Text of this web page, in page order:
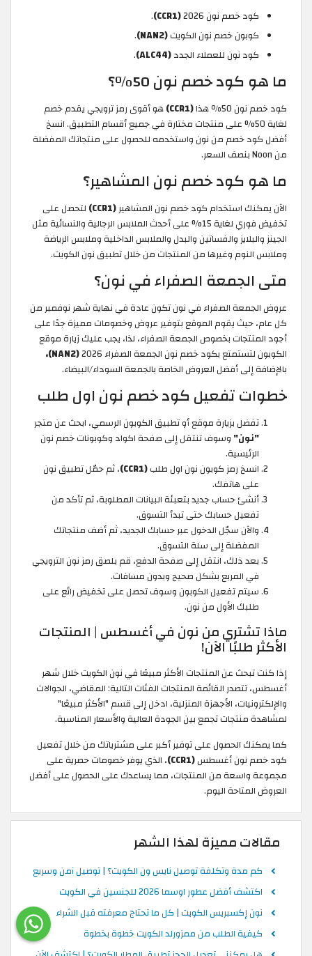
كود خصم نون 2026
(CCR1)
.
كوبون خصم نون الكويت(NAN2)
.
كود نون للعملاء الجدد(ALC44)
.
ما هو كود خصم نون 50٪؟
كود خصم نون 50٪ هذا (CCR1)
هو أقوى رمز ترويجي يقدم خصم
لغاية 50% على منتجات مختارة في جميع أقسام التطبيق. انسخ
أفضل كود خصم من نون واستخدمه للحصول على منتجاتك المفضلة
من Noon بنصف السعر.
ما هو كود خصم نون المشاهير؟
الآن يمكنك استخدام كود خصم نون المشاهير(CCR1)
لتحصل على
تخفيض فوري لغاية 15% على أحدث الملابس الرجالية والنسائية مثل
الجينز والبلايز والفساتين والبدل والملابس الداخلية وملابس الرياضة
وملابس النوم وغيرها من المنتجات من خلال تطبيق نون الكويت.
متى الجمعة الصفراء في نون؟
عروض الجمعة الصفراء في نون تكون عادة في نهاية شهر نوفمبر من
كل عام، حيث يقوم الموقع بتوفير عروض وخصومات مميزة جدًا على
أجود المنتجات بخصوص الجمعة الصفراء، لذا، يجب عليك زيارة موقع
الكوبون لتستمتع بكود خصم نون الجمعة الصفراء 2026
(NAN2)،
بالإضافة إلى أفضل العروض الخاصة بالجمعة السوداء/البيضاء.
خطوات تفعيل كود خصم نون اول طلب
تفضل بزيارة موقع أو تطبيق الكوبون الرسمي، ابحث عن متجر
"نون" وسوف تنتقل إلى صفحة اكواد وكوبونات خصم نون
الرئيسية.
انسخ رمز كوبون نون اول طلب(CCR1)
، ثم حمّل تطبيق نون
على هاتفك.
أنشئ حساب جديد بتعبئة البيانات المطلوبة، ثم تأكد من
تفعيل حسابك حتى تبدأ التسوق.
والآن سجّل الدخول عبر حسابك الجديد، ثم أضف منتجاتك
المفضلة إلى سلة التسوق.
بعد ذلك، انتقل إلى صفحة الدفع، قم بلصق رمز نون الترويجي
في المربع بشكل صحيح وبدون مسافات.
سيتم تفعيل الكوبون وسوف تحصل على تخفيض رائع على
طلبك الأول من نون.
ماذا تشتري من نون في أغسطس | المنتجات
الأكثر طلبًا الآن!
إذا كنت تبحث عن المنتجات الأكثر مبيعًا في نون الكويت خلال شهر
أغسطس، تتصدر القائمة المنتجات الفئات التالية: المقاضي، الجوالات
والإلكترونيات، الأجهزة المنزلية، ادخل إلى قسم "الأكثر مبيعًا"
لمشاهدة منتجات تجمع بين الجودة العالية والأسعار المناسبة.
كما يمكنك الحصول على توفير أكبر على مشترياتك من خلال تفعيل
كود خصم نون أغسطس(CCR1)
، الذي يوفر خصومات حصرية على
مجموعة واسعة من المنتجات، مما يساعدك على الحصول على أفضل
العروض المتاحة اليوم.
مقالات مميزة لهذا الشهر
كم مدة وتكلفة توصيل نايس ون الكويت؟ | توصيل آمن وسريع
اكتشف أفضل عطور اوسما 2026 للجنسين في الكويت
نون إكسبريس الكويت | كل ما تحتاج معرفته قبل الشراء
كيفية الطلب من ممزورلد الكويت خطوة بخطوة